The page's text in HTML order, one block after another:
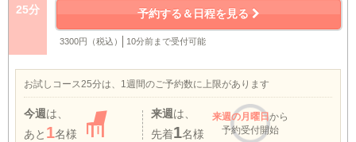
25分 予約する＆日程を見る
3300円（税込） 10分前まで受付可能
お試しコース25分は、1週間のご予約数に上限があります
今週 は、
あと 1名様
来週 は、
先着1名様
来週の月曜日から
予約受付開始